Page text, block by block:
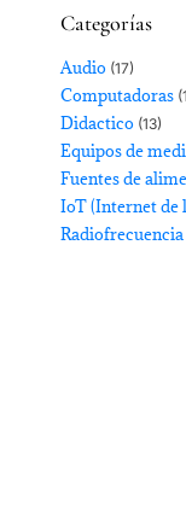
Categorías
Audio (17)
Computadoras
Didactico (13)
Equipos de
Fuentes de
IoT (Internet de
Radiofrecuencia